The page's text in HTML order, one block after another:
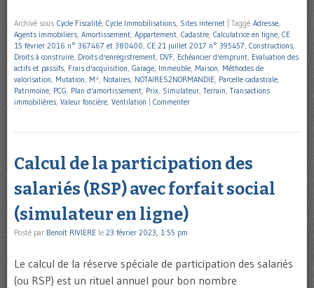
Archivé sous Cycle Fiscalité, Cycle Immobilisations, Sites internet Taggé Adresse,
Agents immobiliers, Amortissement, Appartement, Cadastre, Calculatrice en ligne, CE
15 février 2016 n° 367467 et 380400, CE 21 juillet 2017 n° 395457, Constructions,
Droits à construire, Droits d'enregistrement, DVF, Echéancier d'emprunt, Evaluation des
actifs et passifs, Frais d'acquisition, Garage, Immeuble, Maison, Méthodes de
valorisation, Mutation, M², Notaires, NOTAIRES2NORMANDIE, Parcelle cadastrale,
Patrimoine, PCG, Plan d'amortissement, Prix, Simulateur, Terrain, Transactions
immobilières, Valeur foncière, Ventilation Commenter
Calcul de la participation des
salariés (RSP) avec forfait social
(simulateur en ligne)
Posté par Benoît RIVIERE le 23 février 2023, 1:55 pm
Le calcul de la réserve spéciale de participation des salariés
(ou RSP) est un rituel annuel pour bon nombre